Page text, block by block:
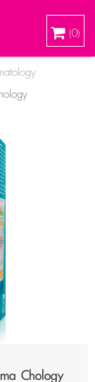
(0)
Chology